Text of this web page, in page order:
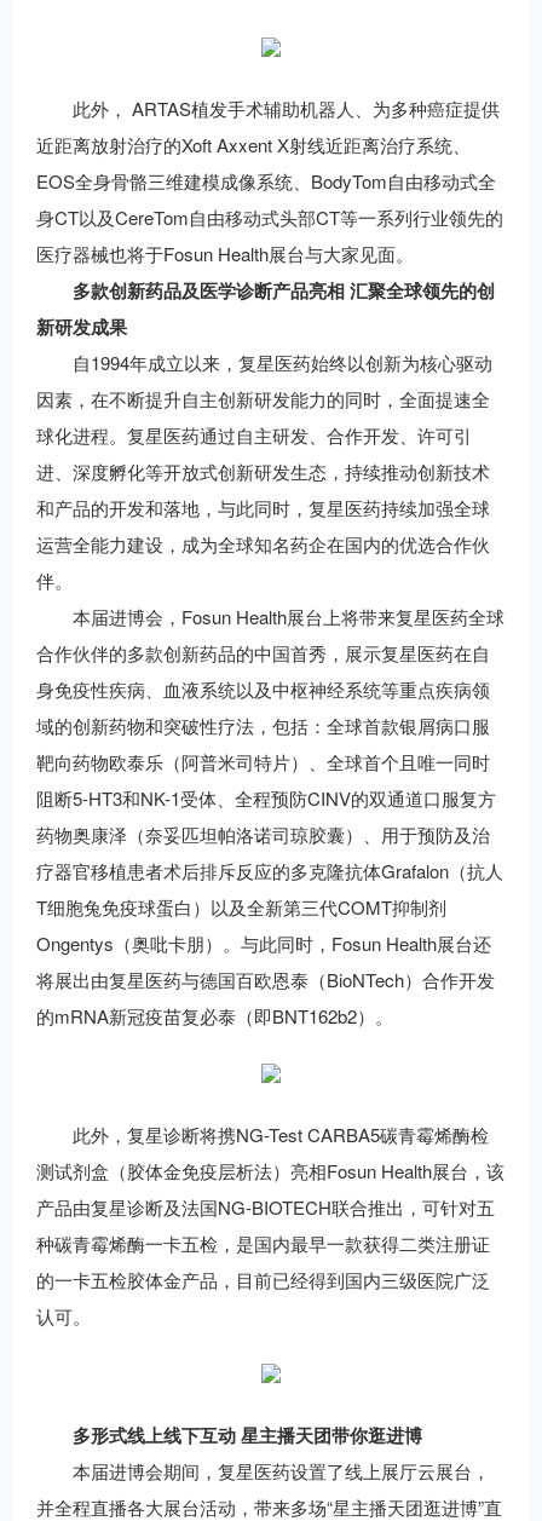
此外， ARTAS植发手术辅助机器人、为多种癌症提供
近距离放射治疗的Xoft Axxent X射线近距离治疗系统、
EOS全身骨骼三维建模成像系统、BodyTom自由移动式全
身CT以及CereTom自由移动式头部CT等一系列行业领先的
医疗器械也将于Fosun Health展台与大家见面。
多款创新药品及医学诊断产品亮相汇聚全球领先的创
新研发成果
自1994年成立以来，复星医药始终以创新为核心驱动
因素，在不断提升自主创新研发能力的同时，全面提速全
球化进程。复星医药通过自主研发、合作开发、许可引
进、深度孵化等开放式创新研发生态，持续推动创新技术
和产品的开发和落地，与此同时，复星医药持续加强全球
运营全能力建设，成为全球知名药企在国内的优选合作伙
伴。
本届进博会，Fosun Health展台上将带来复星医药全球
合作伙伴的多款创新药品的中国首秀，展示复星医药在自
身免疫性疾病、血液系统以及中枢神经系统等重点疾病领
域的创新药物和突破性疗法，包括：全球首款银屑病口服
靶向药物欧泰乐（阿普米司特片）、全球首个且唯一同时
阻断5-HT3和NK-1受体、全程预防CINV的双通道口服复方
药物奥康泽（奈妥匹坦帕洛诺司琼胶囊）、用于预防及治
疗器官移植患者术后排斥反应的多克隆抗体Grafalon（抗人
T细胞兔免疫球蛋白）以及全新第三代COMT抑制剂
Ongentys（奥吡卡朋）。与此同时，Fosun Health展台还
将展出由复星医药与德国百欧恩泰（BioNTech）合作开发
的mRNA新冠疫苗复必泰（即BNT162b2）。
此外，复星诊断将携NG-Test CARBA5碳青霉烯酶检
测试剂盒（胶体金免疫层析法）亮相Fosun Health展台，该
产品由复星诊断及法国NG-BIOTECH联合推出，可针对五
种碳青霉烯酶一卡五检，是国内最早一款获得二类注册证
的一卡五检胶体金产品，目前已经得到国内三级医院广泛
认可。
多形式线上线下互动 星主播天团带你逛进博
本届进博会期间，复星医药设置了线上展厅云展台，
并全程直播各大展台活动，带来多场“星主播天团逛进博”直